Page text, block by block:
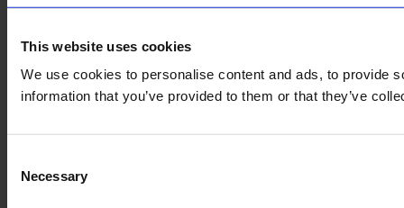
This website uses cookies
We use cookies to personalise content and ads, to provide
information that you’ve provided to them or that they’ve
Selection
Necessary